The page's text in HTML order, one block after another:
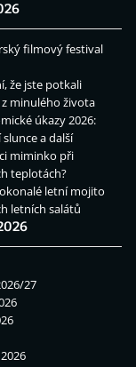
filmový festival
že jste potkali
minulého života
úkazy 2026:
a další
miminko při
teplotách?
letní mojito
letních salátů
27